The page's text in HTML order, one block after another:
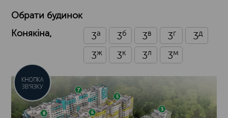
Обрати будинок
Конякіна,
3a 3б 3в 3г 3д
3ж 3к 3л 3м
3
6
5
8
7
КНОПКА
ЗВ'ЯЗКУ